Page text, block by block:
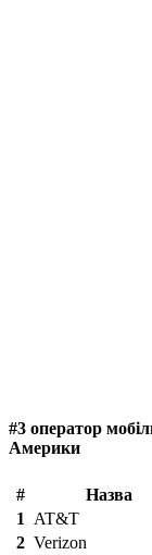
#3 оператор
Америки
# Назва
1
AT&T
2 Verizon